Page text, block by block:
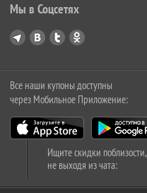
Мы в Соцсетях
Все наши купоны доступны
через Мобильное Приложение:
Ищите скидки поблизости,
не выходя из чата: